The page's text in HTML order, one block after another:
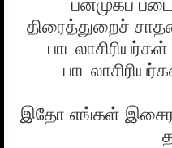
பன்முகப்
திரைத்துறைச்
இதோ எங்கள்